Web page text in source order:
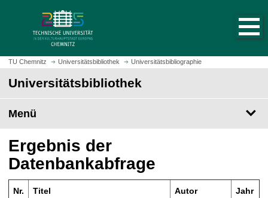
z
m
t
e
i
t
u
f
u
TU Chemnitz Universitätsbibliothek Universitätsbibliographie
Universitätsbibliothek
Menü
Ergebnis der
Datenbankabfrage
Nr. Titel Autor Jahr